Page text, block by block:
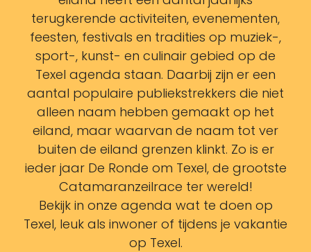
terugkerende activiteiten, evenementen,
feesten, festivals en tradities op muziek-,
sport-, kunst- en culinair gebied op de
Texel agenda staan. Daarbij zijn er een
aantal populaire publiekstrekkers die niet
alleen naam hebben gemaakt op het
eiland, maar waarvan de naam tot ver
buiten de eiland grenzen klinkt. Zo is er
ieder jaar De Ronde om Texel, de grootste
Catamaranzeilrace ter wereld!
Bekijk in onze agenda wat te doen op
Texel, leuk als inwoner of tijdens je vakantie
op Texel.